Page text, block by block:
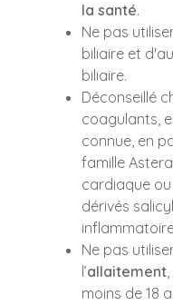
la santé.
Ne pas
biliaire et
biliaire.
Déconseillé
coagulants,
connue, en
famille
cardiaque
dérivés
Ne pas
l’allaitement
moins de 18